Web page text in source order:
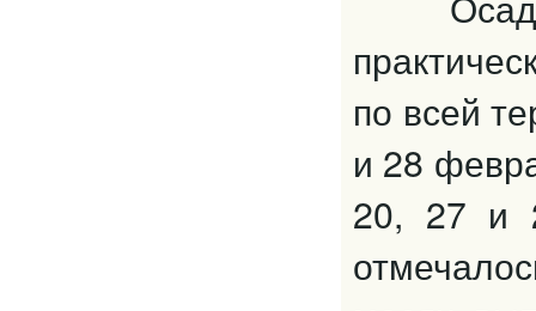
по всей
и 28
20, 27 и